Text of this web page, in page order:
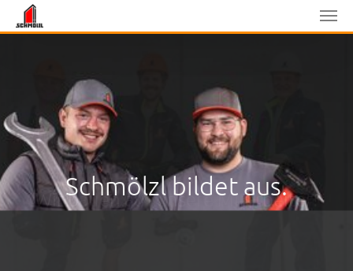
Skip to main content
Schmölzl bildet aus.